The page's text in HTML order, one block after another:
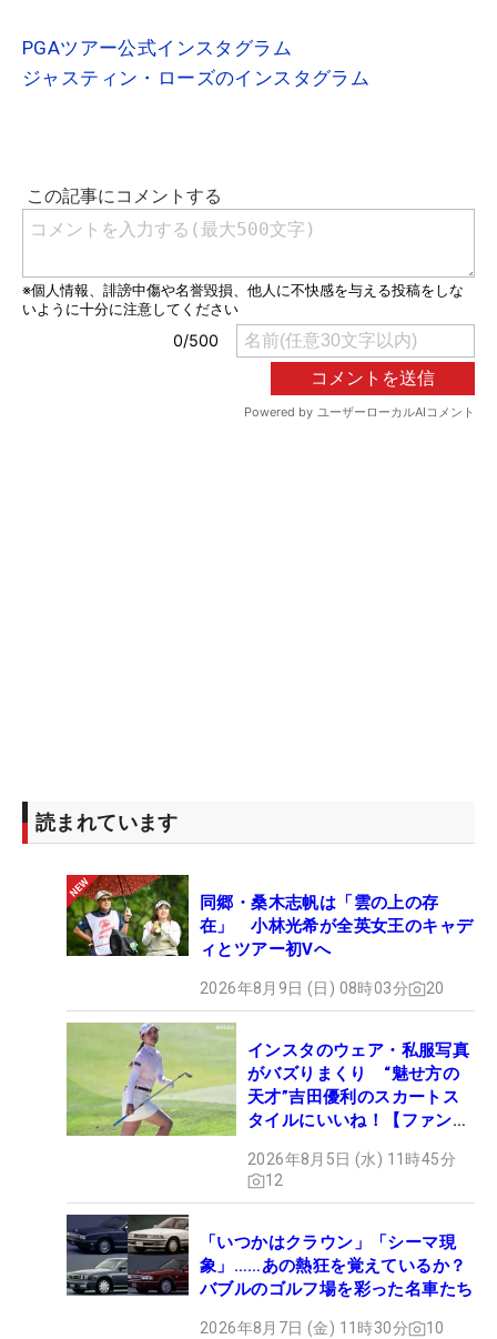
PGAツアー公式インスタグラム
ジャスティン・ローズのインスタグラム
読まれています
同郷・桑木志帆は「雲の上の存
在」 小林光希が全英女王のキャデ
ィとツアー初Vへ
2026年8月9日 (日) 08時03分 20
インスタのウェア・私服写真
がバズりまくり “魅せ方の
天才”吉田優利のスカートス
タイルにいいね！【ファンが
2026年8月5日 (水) 11時45分
12
「いつかはクラウン」「シーマ現
象」……あの熱狂を覚えているか？
バブルのゴルフ場を彩った名車たち
2026年8月7日 (金) 11時30分 10